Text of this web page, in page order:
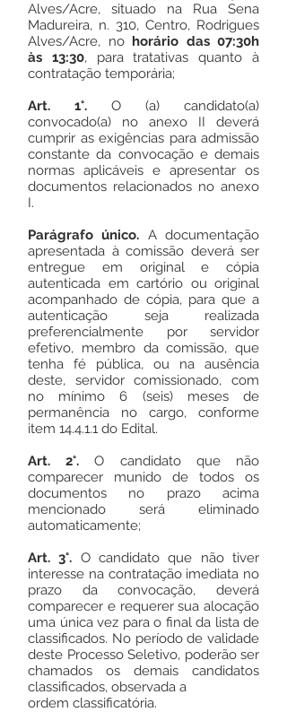
Alves/Acre, situado na Rua Sena
Madureira, n. 310, Centro, Rodrigues
Alves/Acre, no horário das 07:30h
às 13:30, para tratativas quanto à
contratação temporária;
Art. 1°. O (a) candidato(a)
convocado(a) no anexo II deverá
cumprir as exigências para admissão
constante da convocação e demais
normas aplicáveis e apresentar os
documentos relacionados no anexo
I.
Parágrafo único. A documentação
apresentada à comissão deverá ser
entregue em original e cópia
autenticada em cartório ou original
acompanhado de cópia, para que a
autenticação seja realizada
preferencialmente por servidor
efetivo, membro da comissão, que
tenha fé pública, ou na ausência
deste, servidor comissionado, com
no mínimo 6 (seis) meses de
permanência no cargo, conforme
item 14.4.1.1 do Edital.
Art. 2°.O candidato que não
comparecer munido de todos os
documentos no prazo acima
mencionado será eliminado
automaticamente;
Art. 3°. O candidato que não tiver
interesse na contratação imediata no
prazo da convocação, deverá
comparecer e requerer sua alocação
uma única vez para o final da lista de
classificados. No período de validade
deste Processo Seletivo, poderão ser
chamados os demais candidatos
classificados, observada a
ordem classificatória.